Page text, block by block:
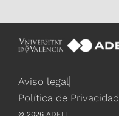
Aviso legal
Política de Privacidad
© 2026 ADEIT